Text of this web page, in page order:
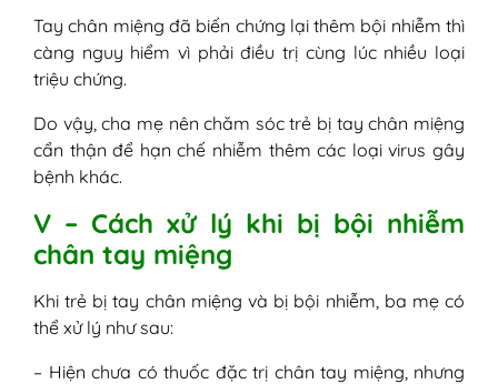
Tay chân miệng đã biến chứng lại thêm bội nhiễm thì
càng nguy hiểm vì phải điều trị cùng lúc nhiều loại
triệu chứng.
Do vậy, cha mẹ nên chăm sóc trẻ bị tay chân miệng
cẩn thận để hạn chế nhiễm thêm các loại virus gây
bệnh khác.
V – Cách xử lý khi bị bội nhiễm
chân tay miệng
Khi trẻ bị tay chân miệng và bị bội nhiễm, ba mẹ có
thể xử lý như sau:
– Hiện chưa có thuốc đặc trị chân tay miệng, nhưng